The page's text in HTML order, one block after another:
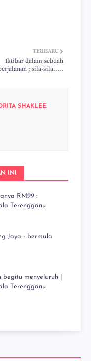
TERBARU
Iktibar dalam sebuah
; sila-sila.....
SHAKLEE
INI
RM99 :
Terengganu
Jaya - bermula
menyeluruh |
Terengganu